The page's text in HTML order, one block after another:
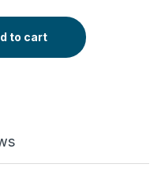
820 G3 quantity
to cart